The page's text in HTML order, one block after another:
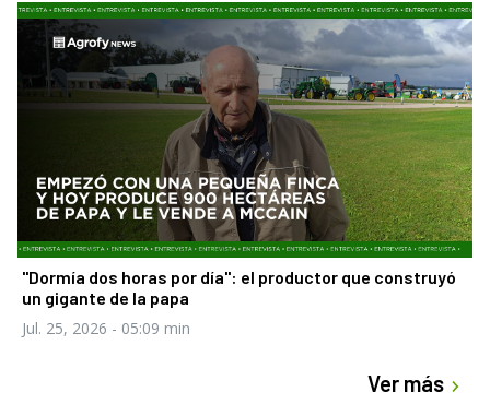
"Dormía dos horas por día": el productor que construyó
un gigante de la papa
Jul. 25, 2026 - 05:09 min
Ver más